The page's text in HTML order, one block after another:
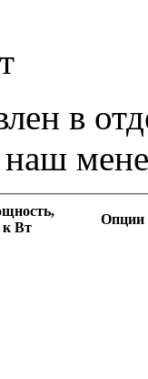
в
наш
к Вт
Опции